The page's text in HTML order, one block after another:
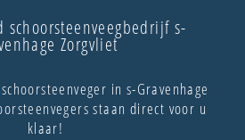
schoorsteenveegbedrijf s-
Zorgvliet
in s-Gravenhage
staan direct voor u
klaar!